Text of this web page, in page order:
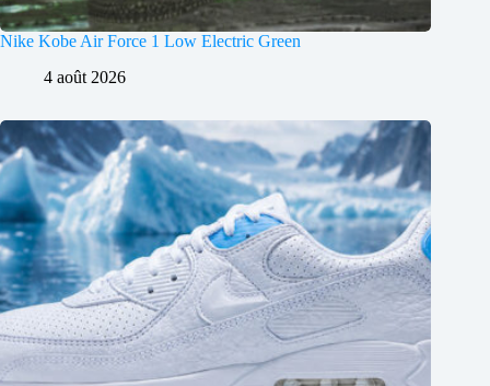
Nike Kobe Air Force 1 Low Electric Green
4 août 2026